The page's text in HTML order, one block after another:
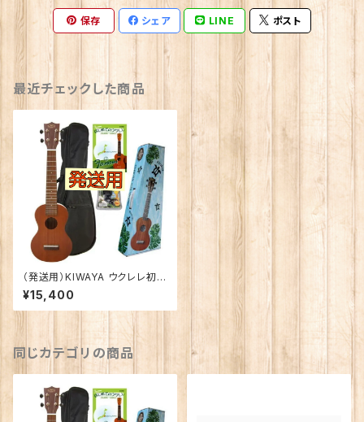
保存 シェア LINE ポスト
最近チェックした商品
（発送用）KIWAYA ウクレレ初心
者セット KSU-１
¥15,400
同じカテゴリの商品